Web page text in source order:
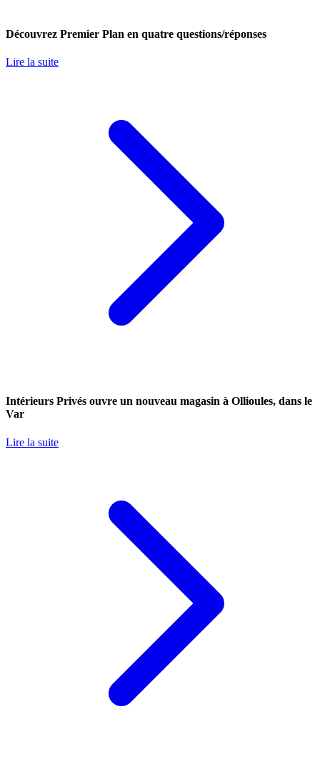
Découvrez Premier Plan en quatre questions/réponses
Lire la suite
Intérieurs Privés ouvre un nouveau magasin à Ollioules, dans le
Var
Lire la suite